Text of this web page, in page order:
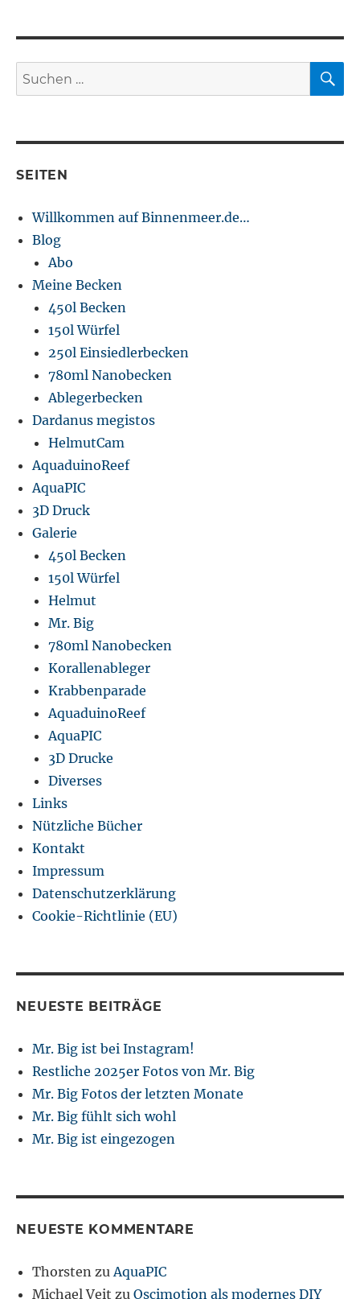
Suchen
nach:
SEITEN
Willkommen auf Binnenmeer.de…
Blog
Abo
Meine Becken
450l Becken
150l Würfel
250l Einsiedlerbecken
780ml Nanobecken
Ablegerbecken
Dardanus megistos
HelmutCam
AquaduinoReef
AquaPIC
3D Druck
Galerie
450l Becken
150l Würfel
Helmut
Mr. Big
780ml Nanobecken
Korallenableger
Krabbenparade
AquaduinoReef
AquaPIC
3D Drucke
Diverses
Links
Nützliche Bücher
Kontakt
Impressum
Datenschutzerklärung
Cookie-Richtlinie (EU)
NEUESTE BEITRÄGE
Mr. Big ist bei Instagram!
Restliche 2025er Fotos von Mr. Big
Mr. Big Fotos der letzten Monate
Mr. Big fühlt sich wohl
Mr. Big ist eingezogen
NEUESTE KOMMENTARE
Thorsten zuAquaPIC
Michael Veit zuOscimotion als modernes DIY